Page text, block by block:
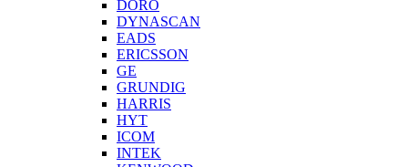
DORO
DYNASCAN
EADS
ERICSSON
GE
GRUNDIG
HARRIS
HYT
ICOM
INTEK